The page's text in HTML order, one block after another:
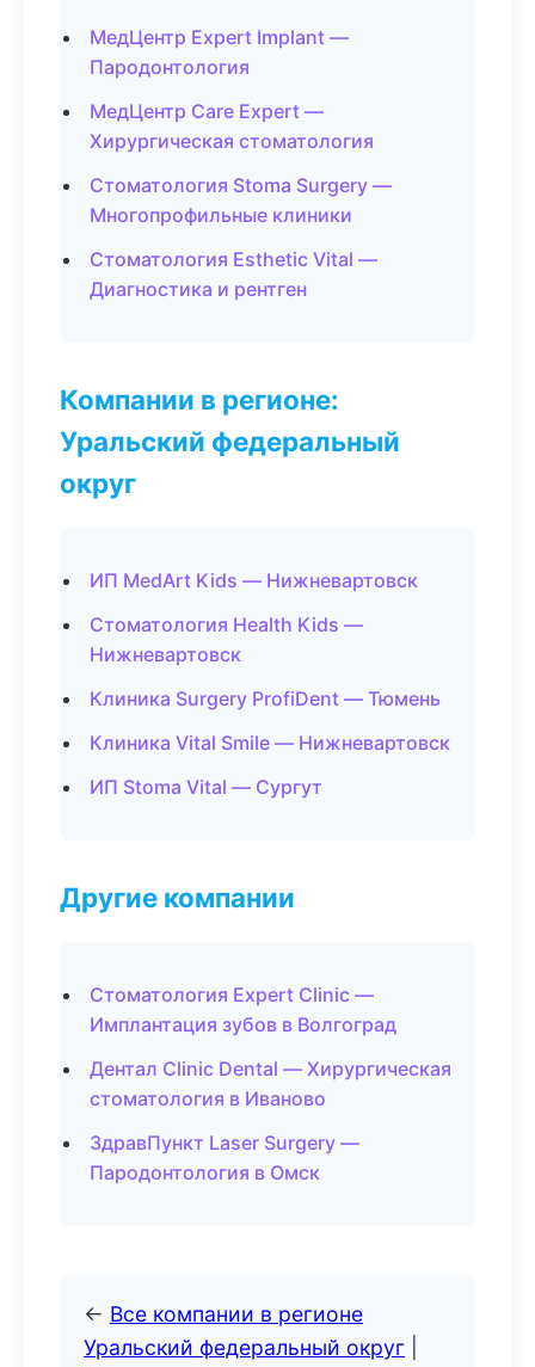
МедЦентр Expert Implant —
Пародонтология
МедЦентр Care Expert —
Хирургическая стоматология
Стоматология Stoma Surgery —
Многопрофильные клиники
Стоматология Esthetic Vital —
Диагностика и рентген
Компании в регионе:
Уральский федеральный
округ
ИП MedArt Kids — Нижневартовск
Стоматология Health Kids —
Нижневартовск
Клиника Surgery ProfiDent — Тюмень
Клиника Vital Smile — Нижневартовск
ИП Stoma Vital — Сургут
Другие компании
Стоматология Expert Clinic —
Имплантация зубов в Волгоград
Дентал Clinic Dental — Хирургическая
стоматология в Иваново
ЗдравПункт Laser Surgery —
Пародонтология в Омск
← Все компании в регионе
Уральский федеральный округ